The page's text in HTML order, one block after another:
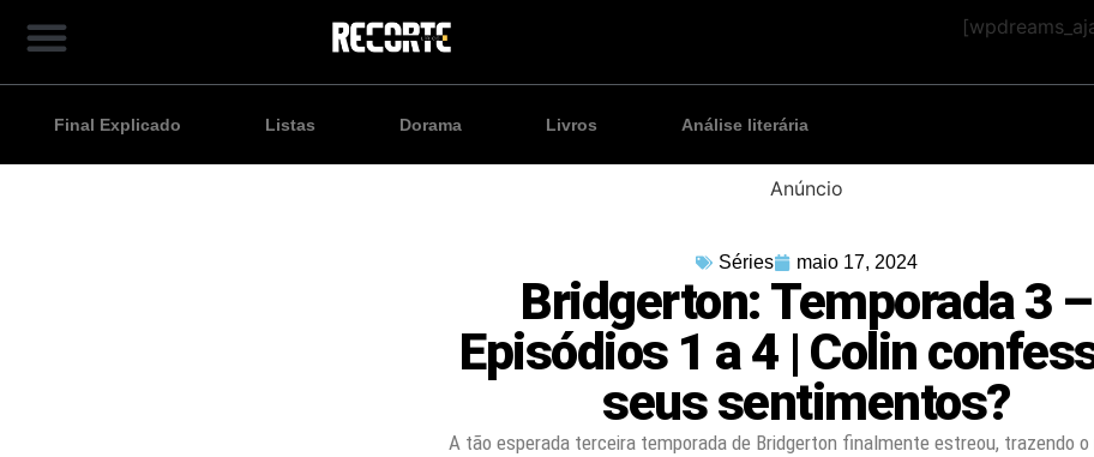
Final Explicado Listas Dorama Livros Análise literária
Anúncio
Séries maio 17, 2024
Bridgerton: Temporada 3 –
Episódios 1 a 4 | Colin
seus sentimentos?
A tão esperada terceira temporada de Bridgerton finalmente estreou, trazendo o